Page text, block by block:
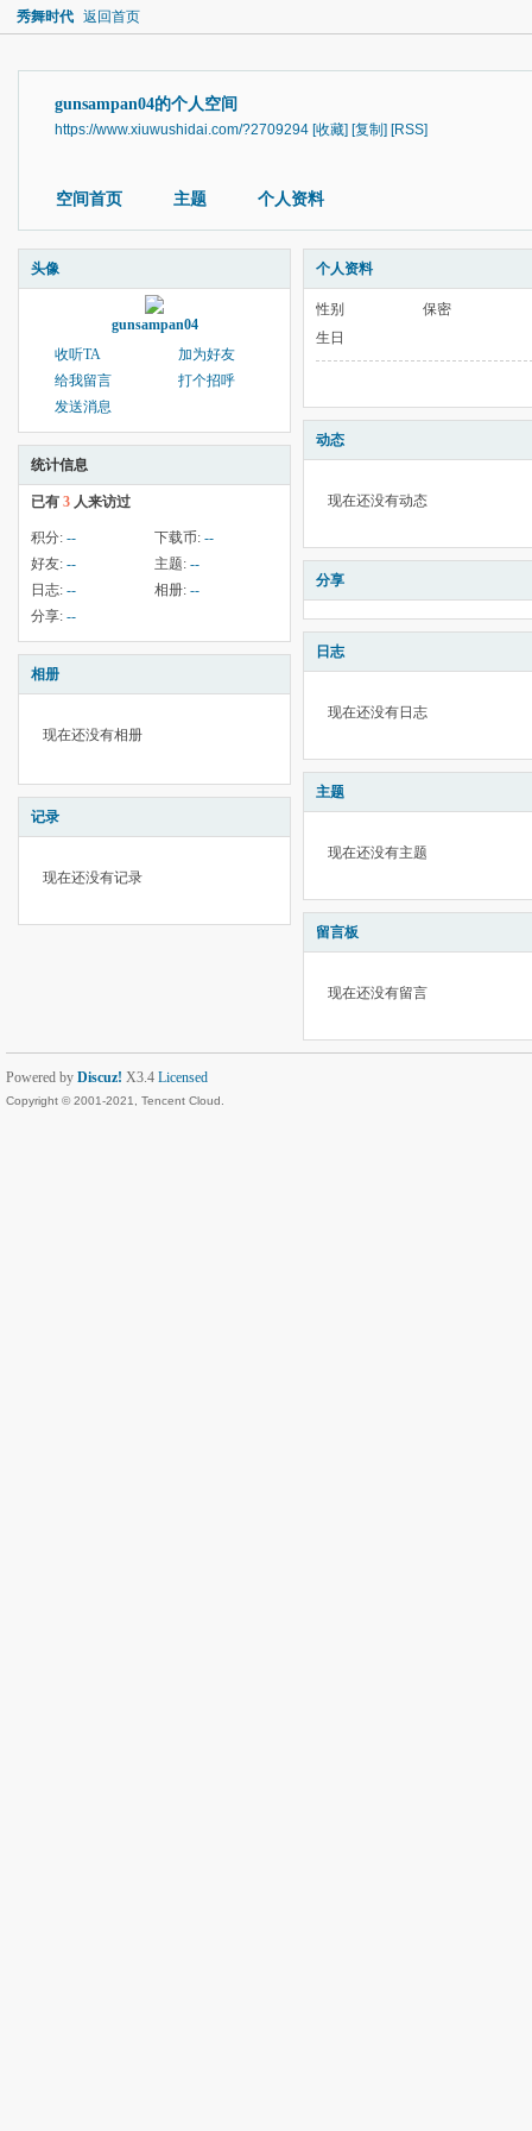
秀舞时代 返回首页
gunsampan04的个人空间
https://www.xiuwushidai.com/?2709294 [收藏] [复制] [RSS]
空间首页 主题 个人资料
头像
gunsampan04
收听TA
加为好友
给我留言
打个招呼
发送消息
统计信息
已有 3 人来访过
积分: -- 下载币: --
好友: -- 主题: --
日志: -- 相册: --
分享: --
相册
现在还没有相册
记录
现在还没有记录
个人资料
性别
保密
生日
动态
现在还没有动态
分享
日志
现在还没有日志
主题
现在还没有主题
留言板
现在还没有留言
Powered by Discuz! X3.4 Licensed
Copyright © 2001-2021, Tencent Cloud.